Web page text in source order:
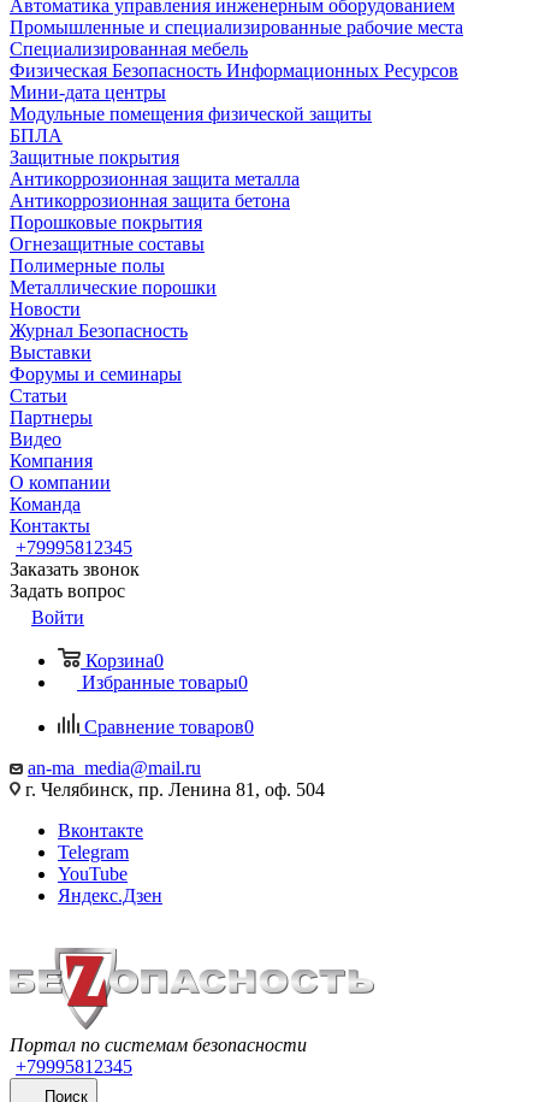
Автоматика управления инженерным оборудованием
Промышленные и специализированные рабочие места
Специализированная мебель
Физическая Безопасность Информационных Ресурсов
Мини-дата центры
Модульные помещения физической защиты
БПЛА
Защитные покрытия
Антикоррозионная защита металла
Антикоррозионная защита бетона
Порошковые покрытия
Огнезащитные составы
Полимерные полы
Металлические порошки
Новости
Журнал Безопасность
Выставки
Форумы и семинары
Статьи
Партнеры
Видео
Компания
О компании
Команда
Контакты
+79995812345
Заказать звонок
Задать вопрос
Войти
Корзина0
Избранные товары0
Сравнение товаров0
an-ma_media@mail.ru
г. Челябинск, пр. Ленина 81, оф. 504
Вконтакте
Telegram
YouTube
Яндекс.Дзен
Портал по системам безопасности
+79995812345
Поиск